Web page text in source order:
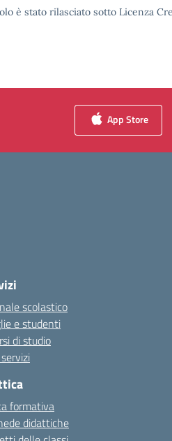
è stato rilasciato sotto Licenza
App Store
scolastico
e studenti
di studio
formativa
didattiche